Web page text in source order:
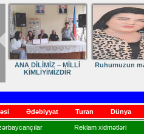
ANA DİLİMİZ – MİLLİ
KİMLİYİMİZDİR
Ruhumuzun
Ədəbiyyat Turan Dünya
Reklam xidmətləri